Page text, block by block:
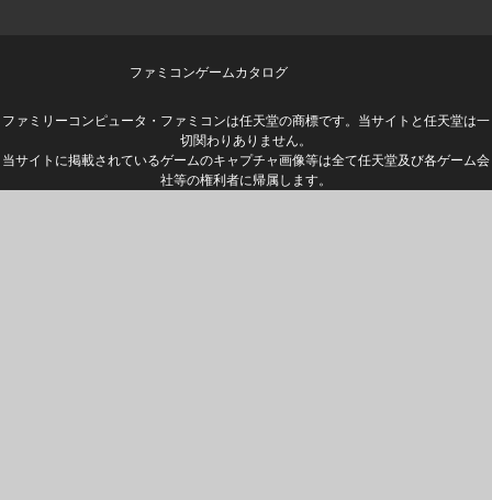
ファミコンゲームカタログ
ファミリーコンピュータ・ファミコンは任天堂の商標です。当サイトと任天堂は一
切関わりありません。
当サイトに掲載されているゲームのキャプチャ画像等は全て任天堂及び各ゲーム会
社等の権利者に帰属します。